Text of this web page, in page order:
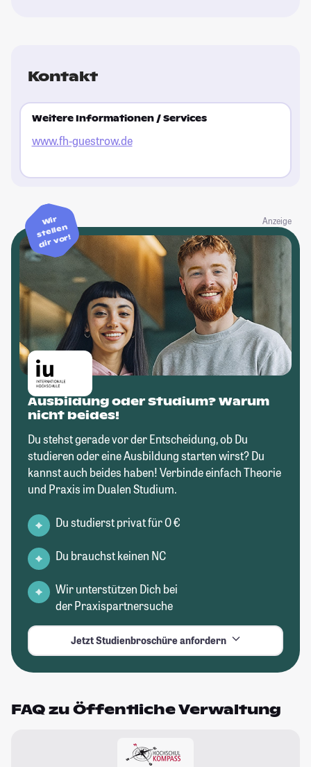
Kontakt
Weitere Informationen / Services
www.fh-guestrow.de
Anzeige
Wir
stellen
dir vor!
Ausbildung oder Studium? Warum
nicht beides!
Du stehst gerade vor der Entscheidung, ob Du
studieren oder eine Ausbildung starten wirst? Du
kannst auch beides haben! Verbinde einfach Theorie
und Praxis im Dualen Studium.
Du studierst privat für 0 €
Du brauchst keinen NC
Wir unterstützen Dich bei
der Praxispartnersuche
Jetzt Studienbroschüre anfordern
FAQ zu Öffentliche Verwaltung